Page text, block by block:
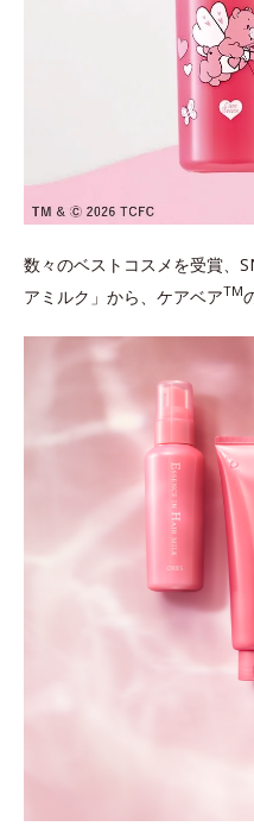
数々のベストコスメを受賞、
アミルク」から、ケアベアTM